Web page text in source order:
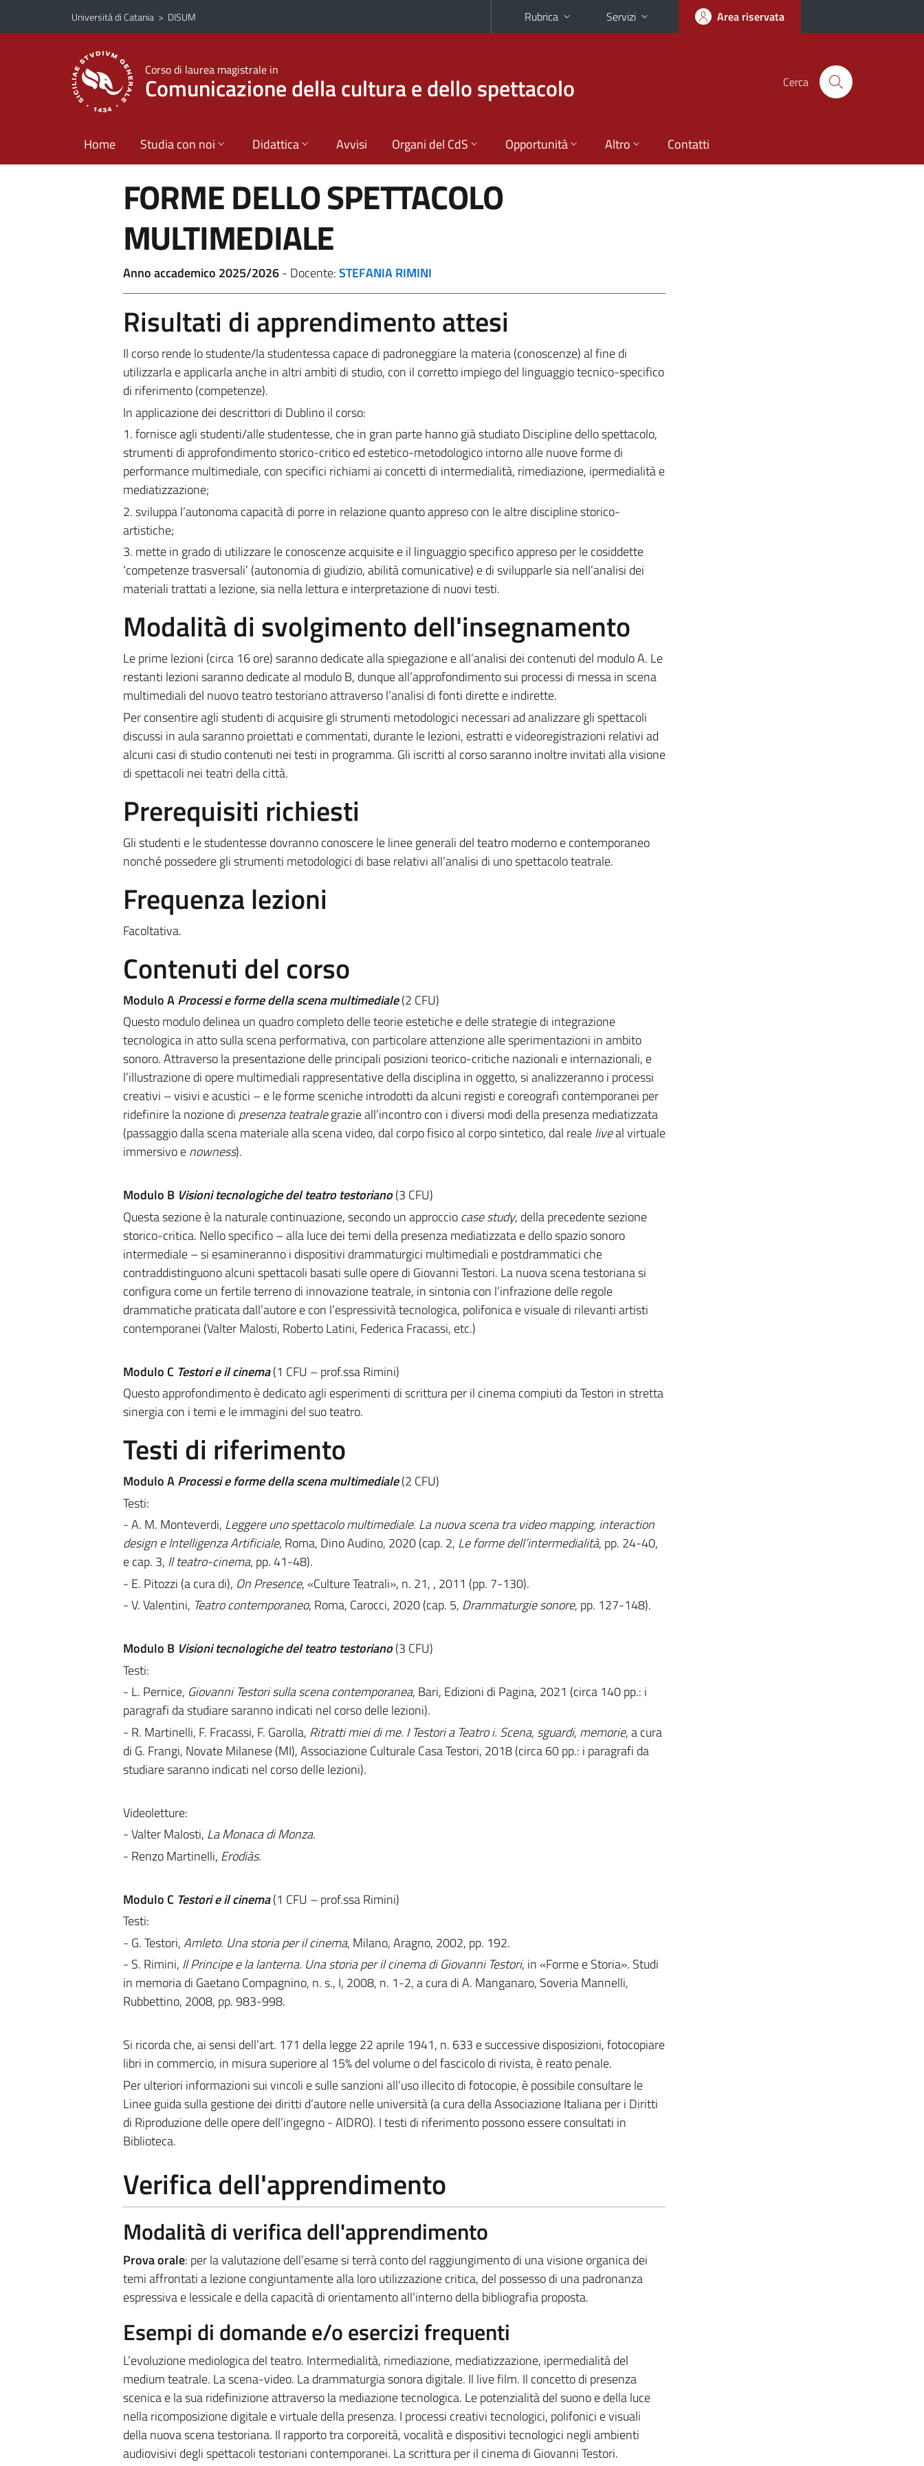
Vai al contenuto principale
Vai al menu di navigazione
Università di Catania > DISUM Rubrica Servizi Area riservata
Corso di laurea magistrale in
Comunicazione della cultura e dello spettacolo Cerca
Home Studia con noi Didattica Avvisi Organi del CdS Opportunità Altro Contatti
FORME DELLO SPETTACOLO
MULTIMEDIALE
Anno accademico 2025/2026- Docente:STEFANIA RIMINI
Risultati di apprendimento attesi
Il corso rende lo studente/la studentessa capace di padroneggiare la materia (conoscenze) al fine di
utilizzarla e applicarla anche in altri ambiti di studio, con il corretto impiego del linguaggio tecnico-specifico
di riferimento (competenze).
In applicazione dei descrittori di Dublino il corso:
1. fornisce agli studenti/alle studentesse, che in gran parte hanno già studiato Discipline dello spettacolo,
strumenti di approfondimento storico-critico ed estetico-metodologico intorno alle nuove forme di
performance multimediale, con specifici richiami ai concetti di intermedialità, rimediazione, ipermedialità e
mediatizzazione;
2. sviluppa l’autonoma capacità di porre in relazione quanto appreso con le altre discipline storico-
artistiche;
3. mette in grado di utilizzare le conoscenze acquisite e il linguaggio specifico appreso per le cosiddette
‘competenze trasversali’ (autonomia di giudizio, abilità comunicative) e di svilupparle sia nell’analisi dei
materiali trattati a lezione, sia nella lettura e interpretazione di nuovi testi.
Modalità di svolgimento dell'insegnamento
Le prime lezioni (circa 16 ore) saranno dedicate alla spiegazione e all’analisi dei contenuti del modulo A. Le
restanti lezioni saranno dedicate al modulo B, dunque all’approfondimento sui processi di messa in scena
multimediali del nuovo teatro testoriano attraverso l’analisi di fonti dirette e indirette.
Per consentire agli studenti di acquisire gli strumenti metodologici necessari ad analizzare gli spettacoli
discussi in aula saranno proiettati e commentati, durante le lezioni, estratti e videoregistrazioni relativi ad
alcuni casi di studio contenuti nei testi in programma. Gli iscritti al corso saranno inoltre invitati alla visione
di spettacoli nei teatri della città.
Prerequisiti richiesti
Gli studenti e le studentesse dovranno conoscere le linee generali del teatro moderno e contemporaneo
nonché possedere gli strumenti metodologici di base relativi all’analisi di uno spettacolo teatrale.
Frequenza lezioni
Facoltativa.
Contenuti del corso
Modulo AProcessi e forme della scena multimediale(2 CFU)
Questo modulo delinea un quadro completo delle teorie estetiche e delle strategie di integrazione
tecnologica in atto sulla scena performativa, con particolare attenzione alle sperimentazioni in ambito
sonoro. Attraverso la presentazione delle principali posizioni teorico-critiche nazionali e internazionali, e
l’illustrazione di opere multimediali rappresentative della disciplina in oggetto, si analizzeranno i processi
creativi – visivi e acustici – e le forme sceniche introdotti da alcuni registi e coreografi contemporanei per
ridefinire la nozione di presenza teatralegrazie all’incontro con i diversi modi della presenza mediatizzata
(passaggio dalla scena materiale alla scena video, dal corpo fisico al corpo sintetico, dal realeliveal virtuale
immersivo enowness).
Modulo B Visioni tecnologiche del teatro testoriano(3 CFU)
Questa sezione è la naturale continuazione, secondo un approcciocase study, della precedente sezione
storico-critica. Nello specifico – alla luce dei temi della presenza mediatizzata e dello spazio sonoro
intermediale – si esamineranno i dispositivi drammaturgici multimediali e postdrammatici che
contraddistinguono alcuni spettacoli basati sulle opere di Giovanni Testori. La nuova scena testoriana si
configura come un fertile terreno di innovazione teatrale, in sintonia con l’infrazione delle regole
drammatiche praticata dall’autore e con l’espressività tecnologica, polifonica e visuale di rilevanti artisti
contemporanei (Valter Malosti, Roberto Latini, Federica Fracassi, etc.)
Modulo C Testori e il cinema(1 CFU – prof.ssa Rimini)
Questo approfondimento è dedicato agli esperimenti di scrittura per il cinema compiuti da Testori in stretta
sinergia con i temi e le immagini del suo teatro.
Testi di riferimento
Modulo AProcessi e forme della scena multimediale(2 CFU)
Testi:
- A. M. Monteverdi, Leggere uno spettacolo multimediale. La nuova scena tra video mapping, interaction
design e Intelligenza Artificiale, Roma, Dino Audino, 2020 (cap. 2, Le forme dell’intermedialità, pp. 24-40,
e cap. 3, Il teatro-cinema, pp. 41-48).
- E. Pitozzi (a cura di), On Presence, «Culture Teatrali», n. 21, , 2011 (pp. 7-130).
- V. Valentini, Teatro contemporaneo, Roma, Carocci, 2020 (cap. 5, Drammaturgie sonore, pp. 127-148).
Modulo B Visioni tecnologiche del teatro testoriano(3 CFU)
Testi:
- L. Pernice, Giovanni Testori sulla scena contemporanea, Bari, Edizioni di Pagina, 2021 (circa 140 pp.: i
paragrafi da studiare saranno indicati nel corso delle lezioni).
- R. Martinelli, F. Fracassi, F. Garolla, Ritratti miei di me. I Testori a Teatro i. Scena, sguardi, memorie, a cura
di G. Frangi, Novate Milanese (MI), Associazione Culturale Casa Testori, 2018 (circa 60 pp.: i paragrafi da
studiare saranno indicati nel corso delle lezioni).
Videoletture:
- Valter Malosti, La Monaca di Monza.
- Renzo Martinelli, Erodiàs.
Modulo C Testori e il cinema(1 CFU – prof.ssa Rimini)
Testi:
- G. Testori,Amleto. Una storia per il cinema, Milano, Aragno, 2002, pp. 192.
- S. Rimini, Il Principe e la lanterna. Una storia per il cinema di Giovanni Testori, in «Forme e Storia». Studi
in memoria di Gaetano Compagnino, n. s., I, 2008, n. 1-2, a cura di A. Manganaro, Soveria Mannelli,
Rubbettino, 2008, pp. 983-998.
Si ricorda che, ai sensi dell’art. 171 della legge 22 aprile 1941, n. 633 e successive disposizioni, fotocopiare
libri in commercio, in misura superiore al 15% del volume o del fascicolo di rivista, è reato penale.
Per ulteriori informazioni sui vincoli e sulle sanzioni all’uso illecito di fotocopie, è possibile consultare le
Linee guida sulla gestione dei diritti d’autore nelle università (a cura della Associazione Italiana per i Diritti
di Riproduzione delle opere dell’ingegno - AIDRO). I testi di riferimento possono essere consultati in
Biblioteca.
Verifica dell'apprendimento
Modalità di verifica dell'apprendimento
Prova orale: per la valutazione dell’esame si terrà conto del raggiungimento di una visione organica dei
temi affrontati a lezione congiuntamente alla loro utilizzazione critica, del possesso di una padronanza
espressiva e lessicale e della capacità di orientamento all’interno della bibliografia proposta.
Esempi di domande e/o esercizi frequenti
L’evoluzione mediologica del teatro. Intermedialità, rimediazione, mediatizzazione, ipermedialità del
medium teatrale. La scena-video. La drammaturgia sonora digitale. Il live film. Il concetto di presenza
scenica e la sua ridefinizione attraverso la mediazione tecnologica. Le potenzialità del suono e della luce
nella ricomposizione digitale e virtuale della presenza. I processi creativi tecnologici, polifonici e visuali
della nuova scena testoriana. Il rapporto tra corporeità, vocalità e dispositivi tecnologici negli ambienti
audiovisivi degli spettacoli testoriani contemporanei. La scrittura per il cinema di Giovanni Testori.